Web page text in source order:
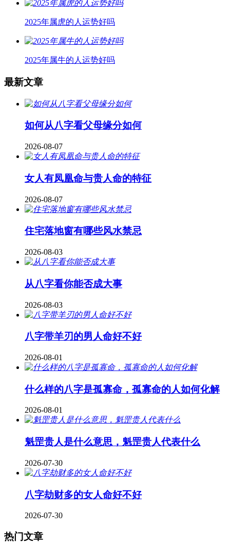
2025年属虎的人运势好吗
2025年属牛的人运势好吗
最新文章
如何从八字看父母缘分如何
2026-08-07
女人有凤凰命与贵人命的特征
2026-08-07
住宅落地窗有哪些风水禁忌
2026-08-03
从八字看你能否成大事
2026-08-03
八字带羊刃的男人命好不好
2026-08-01
什么样的八字是孤寡命，孤寡命的人如何化解
2026-08-01
魁罡贵人是什么意思，魁罡贵人代表什么
2026-07-30
八字劫财多的女人命好不好
2026-07-30
热门文章